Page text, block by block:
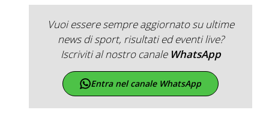
Vuoi essere sempre aggiornato su ultime
news di sport, risultati ed eventi live?
Iscriviti al nostro canale WhatsApp
Entra nel canale WhatsApp